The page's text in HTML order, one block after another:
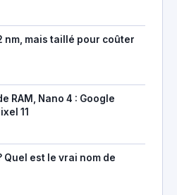
nm, mais taillé pour coûter
RAM, Nano 4 : Google
11
Quel est le vrai nom de